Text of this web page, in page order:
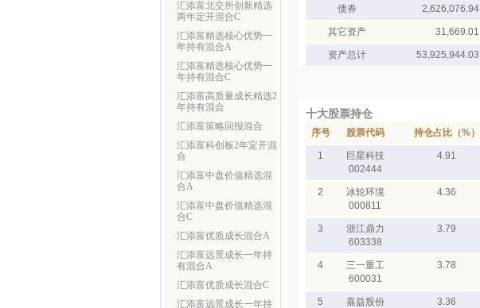
汇添富北交所创新精选
两年定开混合C
汇添富精选核心优势一
年持有混合A
汇添富精选核心优势一
年持有混合C
汇添富高质量成长精选2
年持有混合
汇添富策略回报混合
汇添富科创板2年定开混
合
汇添富中盘价值精选混
合A
汇添富中盘价值精选混
合C
汇添富优质成长混合A
汇添富远景成长一年持
有混合A
汇添富优质成长混合C
汇添富远景成长一年持
债券 2,626,076.94
其它资产 31,669.01
资产总计 53,925,944.03
十大股票持仓
序号 股票代码 持仓占比（%）
1
巨星科技
002444
4.91
2
冰轮环境
000811
4.36
3
浙江鼎力
603338
3.79
4
三一重工
600031
3.78
5
嘉益股份
3.36